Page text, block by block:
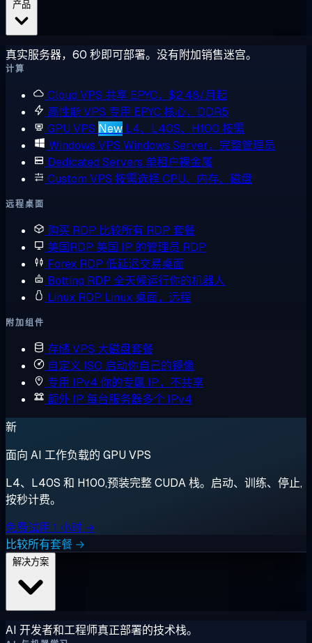
真实服务器，60 秒即可部署。没有附加销售迷宫。
计算
Cloud VPS 共享 EPYC，$2.48/月起
高性能 VPS 专用 EPYC 核心，DDR5
GPU VPS New L4、L40S、H100 按需
Windows VPS Windows Server，完整管理员
Dedicated Servers 单租户裸金属
Custom VPS 按需选择 CPU、内存、磁盘
远程桌面
购买 RDP 比较所有 RDP 套餐
美国RDP 美国 IP 的管理员 RDP
Forex RDP 低延迟交易桌面
Botting RDP 全天候运行你的机器人
Linux RDP Linux 桌面，远程
附加组件
存储 VPS 大磁盘套餐
自定义 ISO 启动你自己的镜像
专用 IPv4 你的专属 IP，不共享
额外 IP 每台服务器多个 IPv4
新
面向 AI 工作负载的 GPU VPS
L4、L40S 和 H100,预装完整 CUDA 栈。启动、训练、停止,
按秒计费。
免费试用 1 小时 →
比较所有套餐 →
AI 开发者和工程师真正部署的技术栈。